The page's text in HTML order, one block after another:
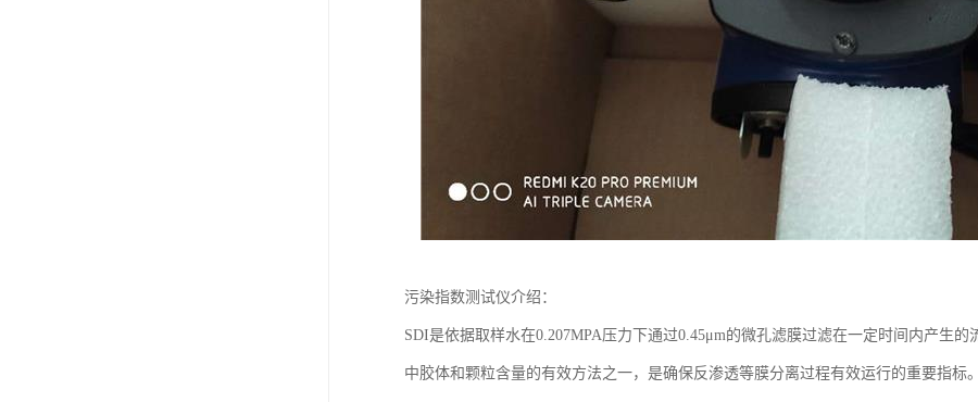
污染指数测试仪介绍：
SDI是依据取样水在0.207MPA压力下通过0.45μm的微孔滤膜过滤在一定时间内产生
中胶体和颗粒含量的有效方法之一，是确保反渗透等膜分离过程有效运行的重要指标